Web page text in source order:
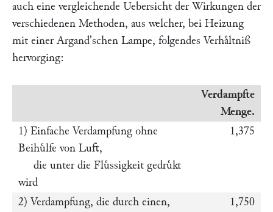
auch eine vergleichende Uebersicht der Wirkungen der
verschiedenen Methoden, aus welcher, bei Heizung
mit einer Argand'schen Lampe, folgendes Verhaͤltniß
hervorging:
Verdampfte
Menge.
1) Einfache Verdampfung ohne
Beihuͤlfe von Luft,
die unter die Fluͤssigkeit gedruͤkt
wird
1,375
2) Verdampfung, die durch einen,
1,750